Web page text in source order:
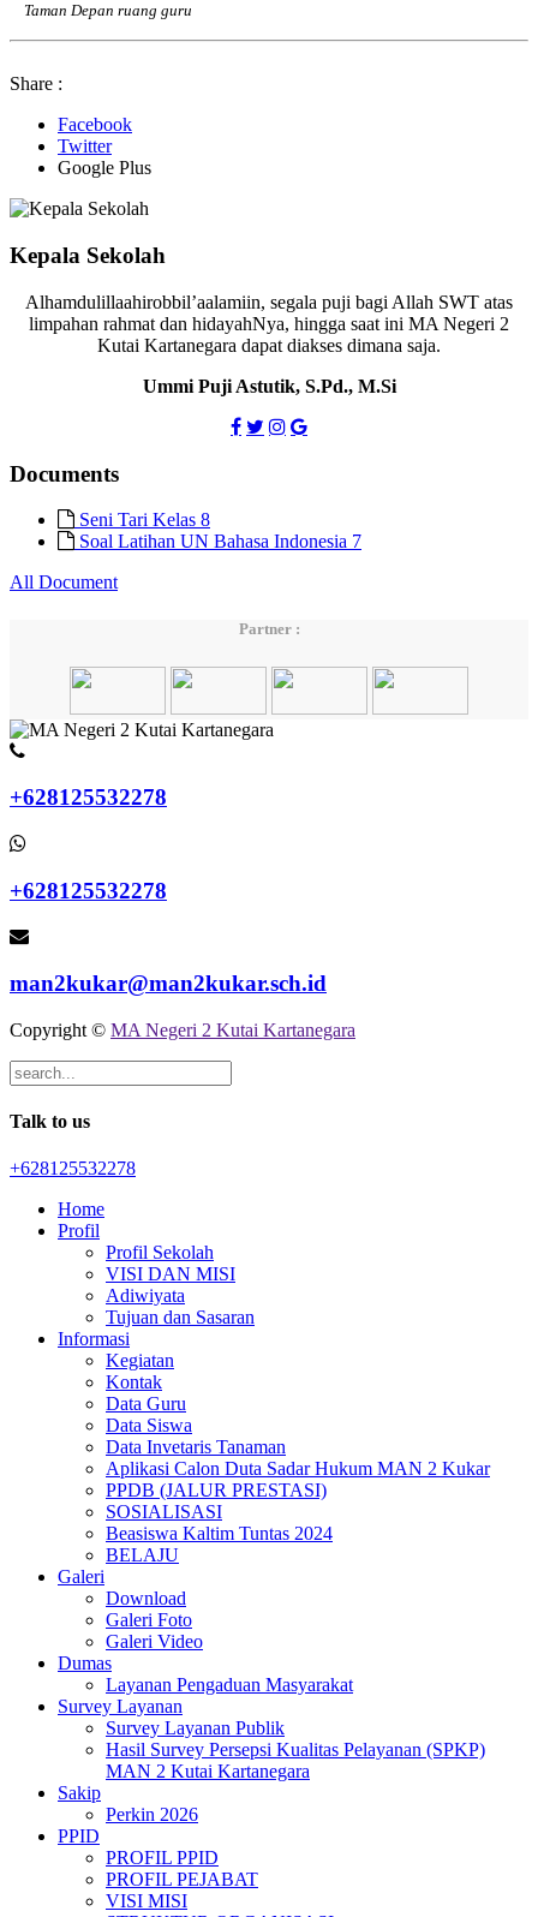
Taman Depan ruang guru
Share :
Facebook
Twitter
Google Plus
Kepala Sekolah
Alhamdulillaahirobbil’aalamiin, segala puji bagi Allah SWT atas
limpahan rahmat dan hidayahNya, hingga saat ini MA Negeri 2
Kutai Kartanegara dapat diakses dimana saja.
Ummi Puji Astutik, S.Pd., M.Si
Documents
Seni Tari Kelas 8
Soal Latihan UN Bahasa Indonesia 7
All Document
Partner :
+628125532278
+628125532278
man2kukar@man2kukar.sch.id
Copyright © MA Negeri 2 Kutai Kartanegara
Talk to us
+628125532278
Home
Profil
Profil Sekolah
VISI DAN MISI
Adiwiyata
Tujuan dan Sasaran
Informasi
Kegiatan
Kontak
Data Guru
Data Siswa
Data Invetaris Tanaman
Aplikasi Calon Duta Sadar Hukum MAN 2 Kukar
PPDB (JALUR PRESTASI)
SOSIALISASI
Beasiswa Kaltim Tuntas 2024
BELAJU
Galeri
Download
Galeri Foto
Galeri Video
Dumas
Layanan Pengaduan Masyarakat
Survey Layanan
Survey Layanan Publik
Hasil Survey Persepsi Kualitas Pelayanan (SPKP)
MAN 2 Kutai Kartanegara
Sakip
Perkin 2026
PPID
PROFIL PPID
PROFIL PEJABAT
VISI MISI